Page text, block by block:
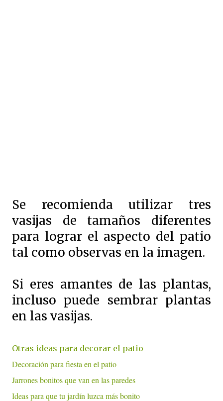
Se recomienda utilizar tres
vasijas de tamaños diferentes
para lograr el aspecto del patio
tal como observas en la imagen.
Si eres amantes de las plantas,
incluso puede sembrar plantas
en las vasijas.
Otras ideas para decorar el patio
Decoración para fiesta en el patio
Jarrones bonitos que van en las paredes
Ideas para que tu jardín luzca más bonito